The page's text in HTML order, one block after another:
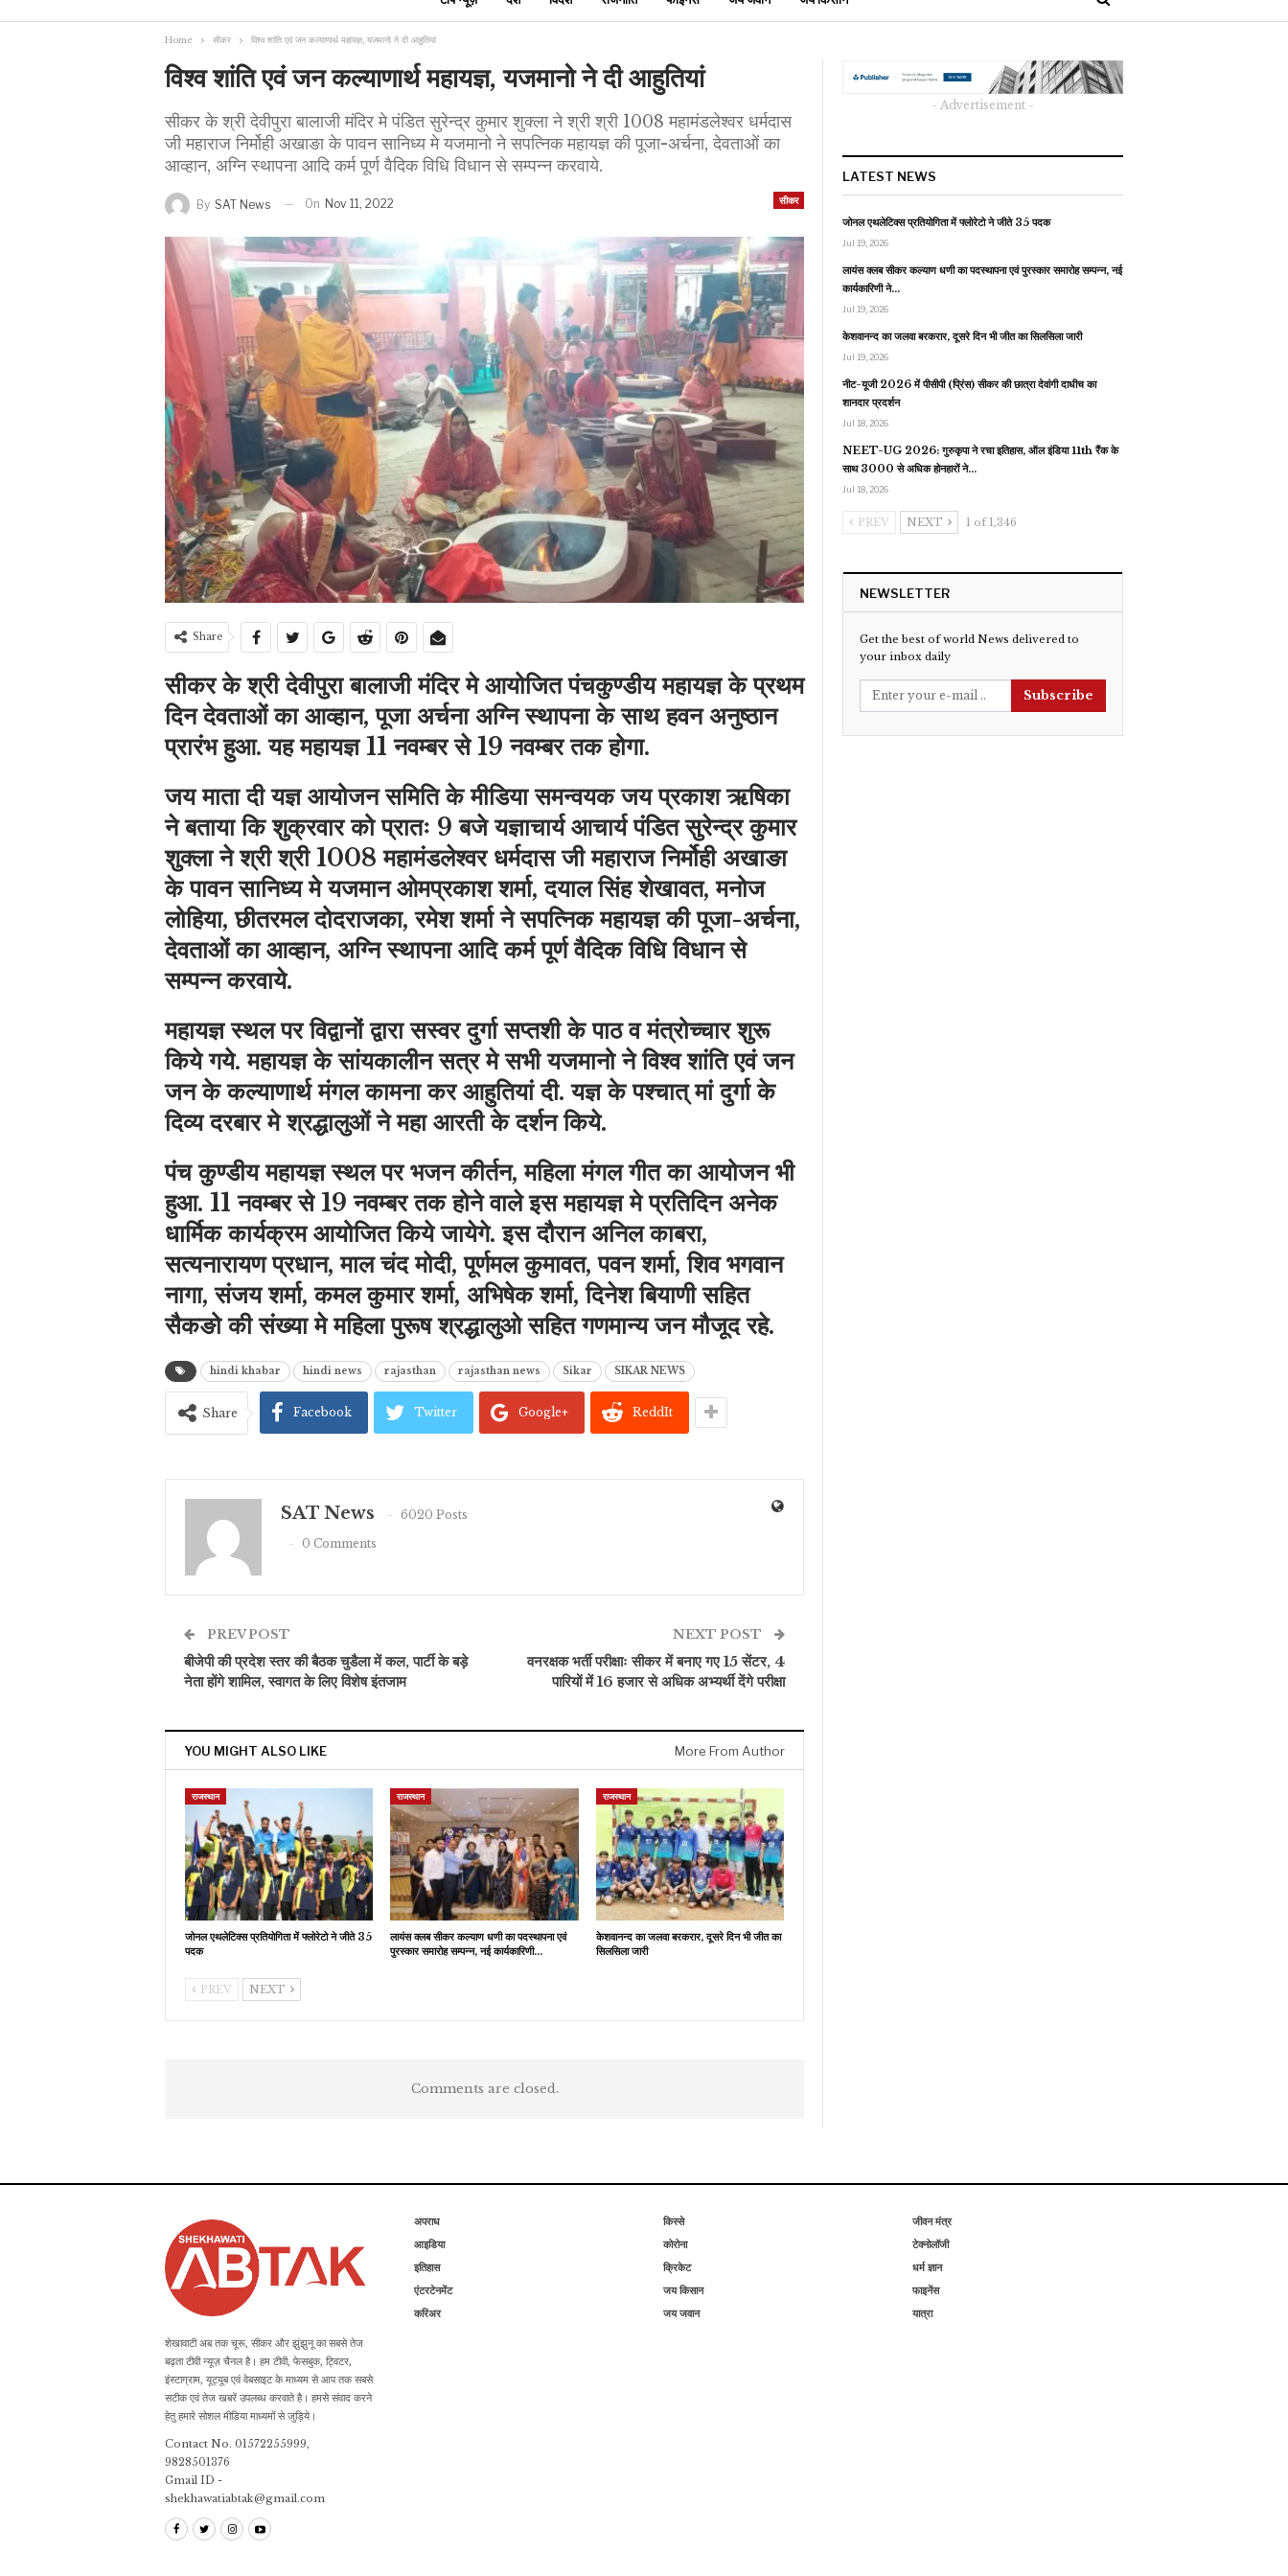
Home सीकर विश्व शांति एवं जन कल्याणार्थ महायज्ञ, यजमानो ने दी आहुतियां
विश्व शांति एवं जन कल्याणार्थ महायज्ञ, यजमानो ने दी आहुतियां
सीकर के श्री देवीपुरा बालाजी मंदिर मे पंडित सुरेन्द्र कुमार शुक्ला ने श्री श्री 1008 महामंडलेश्वर धर्मदास
जी महाराज निर्मोही अखाङा के पावन सानिध्य मे यजमानो ने सपत्निक महायज्ञ की पूजा-अर्चना, देवताओं का
आव्हान, अग्नि स्थापना आदि कर्म पूर्ण वैदिक विधि विधान से सम्पन्न करवाये.
सीकर
By SAT News On Nov 11, 2022
Share
सीकर के श्री देवीपुरा बालाजी मंदिर मे आयोजित पंचकुण्डीय महायज्ञ के प्रथम
दिन देवताओं का आव्हान, पूजा अर्चना अग्नि स्थापना के साथ हवन अनुष्ठान
प्रारंभ हुआ. यह महायज्ञ 11 नवम्बर से 19 नवम्बर तक होगा.
जय माता दी यज्ञ आयोजन समिति के मीडिया समन्वयक जय प्रकाश ऋषिका
ने बताया कि शुक्रवार को प्रातः 9 बजे यज्ञाचार्य आचार्य पंडित सुरेन्द्र कुमार
शुक्ला ने श्री श्री 1008 महामंडलेश्वर धर्मदास जी महाराज निर्मोही अखाङा
के पावन सानिध्य मे यजमान ओमप्रकाश शर्मा, दयाल सिंह शेखावत, मनोज
लोहिया, छीतरमल दोदराजका, रमेश शर्मा ने सपत्निक महायज्ञ की पूजा-अर्चना,
देवताओं का आव्हान, अग्नि स्थापना आदि कर्म पूर्ण वैदिक विधि विधान से
सम्पन्न करवाये.
महायज्ञ स्थल पर विद्वानों द्वारा सस्वर दुर्गा सप्तशी के पाठ व मंत्रोच्चार शुरू
किये गये. महायज्ञ के सांयकालीन सत्र मे सभी यजमानो ने विश्व शांति एवं जन
जन के कल्याणार्थ मंगल कामना कर आहुतियां दी. यज्ञ के पश्चात् मां दुर्गा के
दिव्य दरबार मे श्रद्धालुओं ने महा आरती के दर्शन किये.
पंच कुण्डीय महायज्ञ स्थल पर भजन कीर्तन, महिला मंगल गीत का आयोजन भी
हुआ. 11 नवम्बर से 19 नवम्बर तक होने वाले इस महायज्ञ मे प्रतिदिन अनेक
धार्मिक कार्यक्रम आयोजित किये जायेगे. इस दौरान अनिल काबरा,
सत्यनारायण प्रधान, माल चंद मोदी, पूर्णमल कुमावत, पवन शर्मा, शिव भगवान
नागा, संजय शर्मा, कमल कुमार शर्मा, अभिषेक शर्मा, दिनेश बियाणी सहित
सैकङो की संख्या मे महिला पुरूष श्रद्धालुओ सहित गणमान्य जन मौजूद रहे.
hindi khabar hindi news rajasthan rajasthan news Sikar SIKAR NEWS
Share Facebook Twitter Google+ ReddIt
SAT News
6020 Posts
0 Comments
PREV POST
बीजेपी की प्रदेश स्तर की बैठक चुडैला में कल, पार्टी के बड़े
नेता होंगे शामिल, स्वागत के लिए विशेष इंतजाम
NEXT POST
वनरक्षक भर्ती परीक्षाः सीकर में बनाए गए 15 सेंटर, 4
पारियों में 16 हजार से अधिक अभ्यर्थी देंगे परीक्षा
YOU MIGHT ALSO LIKE More From Author
राजस्थान
जोनल एथलेटिक्स प्रतियोगिता में फ्लोरेटो ने जीते 35
पदक
राजस्थान
लायंस क्लब सीकर कल्याण धणी का पदस्थापना एवं
पुरस्कार समारोह सम्पन्न, नई कार्यकारिणी…
राजस्थान
केशवानन्द का जलवा बरकरार, दूसरे दिन भी जीत का
सिलसिला जारी
PREV NEXT
Comments are closed.
- Advertisement -
LATEST NEWS
जोनल एथलेटिक्स प्रतियोगिता में फ्लोरेटो ने जीते 35 पदक
Jul 19, 2026
लायंस क्लब सीकर कल्याण धणी का पदस्थापना एवं पुरस्कार समारोह सम्पन्न, नई
कार्यकारिणी ने…
Jul 19, 2026
केशवानन्द का जलवा बरकरार, दूसरे दिन भी जीत का सिलसिला जारी
Jul 19, 2026
नीट-यूजी 2026 में पीसीपी (प्रिंस) सीकर की छात्रा देवांगी दाधीच का
शानदार प्रदर्शन
Jul 18, 2026
NEET-UG 2026: गुरुकृपा ने रचा इतिहास, ऑल इंडिया 11th रैंक के
साथ 3000 से अधिक होनहारों ने…
Jul 18, 2026
PREV NEXT 1 of 1,346
NEWSLETTER
Get the best of world News delivered to
your inbox daily
Subscribe
शेखावाटी अब तक चूरू, सीकर और झुंझुनू का सबसे तेज
बढ़ता टीवी न्यूज़ चैनल है। हम टीवी, फेसबुक, ट्विटर,
इंस्टाग्राम, यूट्यूब एवं वेबसाइट के माध्यम से आप तक सबसे
सटीक एवं तेज खबरें उपलब्ध करवाते है। हमसे संवाद करने
हेतु हमारे सोशल मीडिया माध्यमों से जुड़िये।
Contact No. 01572255999,
9828501376
Gmail ID -
shekhawatiabtak@gmail.com
अपराध
आइडिया
इतिहास
एंटरटेनमेंट
करिअर
किस्से
कोरोना
क्रिकेट
जय किसान
जय जवान
जीवन मंत्र
टेक्नोलॉजी
धर्म ज्ञान
फाइनेंस
यात्रा